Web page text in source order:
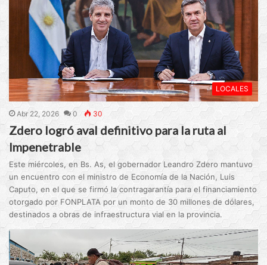
LOCALES
Abr 22, 2026 0 30
Zdero logró aval definitivo para la ruta al
Impenetrable
Este miércoles, en Bs. As, el gobernador Leandro Zdero mantuvo
un encuentro con el ministro de Economía de la Nación, Luis
Caputo, en el que se firmó la contragarantía para el financiamiento
otorgado por FONPLATA por un monto de 30 millones de dólares,
destinados a obras de infraestructura vial en la provincia.